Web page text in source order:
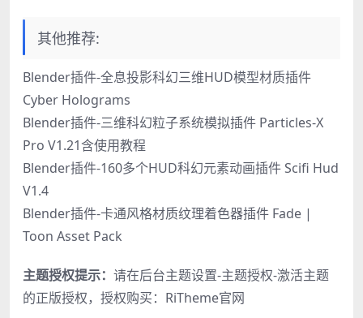
其他推荐:
Blender插件-全息投影科幻三维HUD模型材质插件
Cyber Holograms
Blender插件-三维科幻粒子系统模拟插件 Particles-X
Pro V1.21含使用教程
Blender插件-160多个HUD科幻元素动画插件 Scifi Hud
V1.4
Blender插件-卡通风格材质纹理着色器插件 Fade |
Toon Asset Pack
主题授权提示： 请在后台主题设置-主题授权-激活主题
的正版授权，授权购买： RiTheme官网